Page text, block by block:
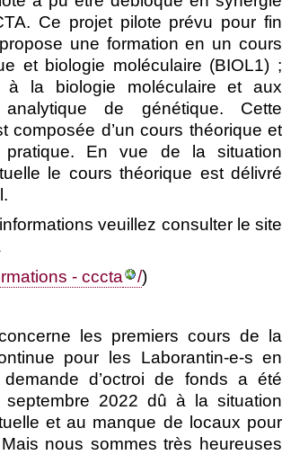
Ce projet pilote prévu pour fin
une formation en un cours
et biologie moléculaire (BIOL1) ;
à la biologie moléculaire et aux
analytique de génétique. Cette
composée d’un cours théorique et
pratique. En vue de la situation
le cours théorique est délivré
veuillez consulter le site
- cccta /)
les premiers cours de la
pour les Laborantin-e-s en
d’octroi de fonds a été
septembre 2022 dû à la situation
et au manque de locaux pour
nous sommes très heureuses